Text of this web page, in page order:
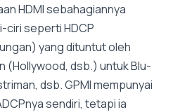
HDMI sebahagiannya
ciri seperti HDCP
yang dituntut oleh
(Hollywood, dsb.) untuk Blu-
dsb. GPMI mempunyai
sendiri, tetapi ia